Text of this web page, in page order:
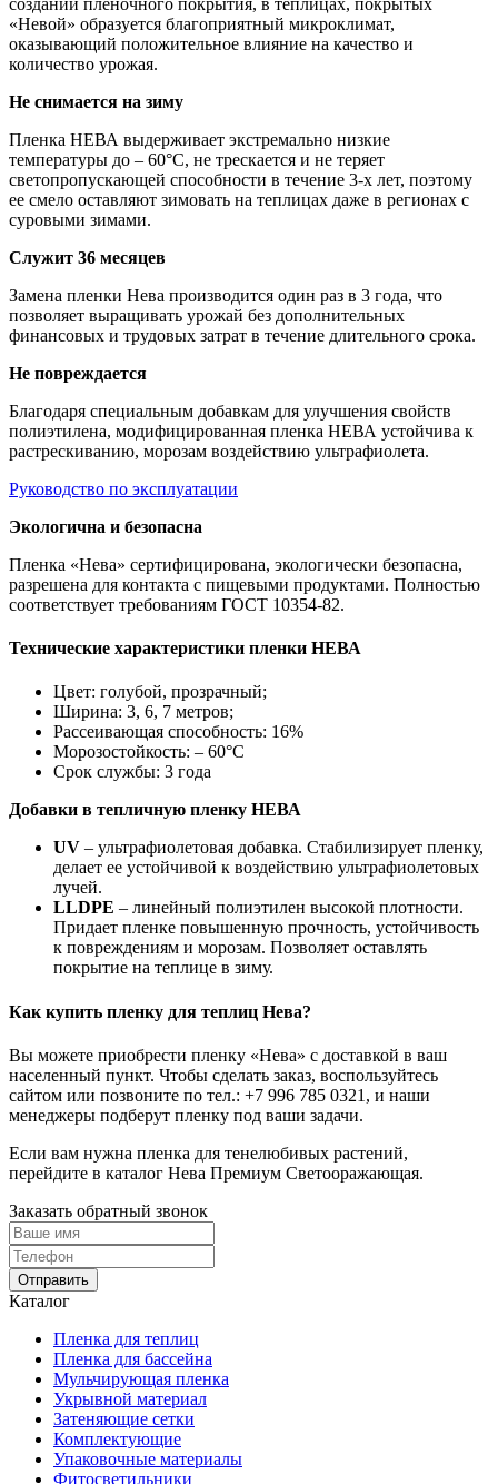
«Невой» образуется благоприятный микроклимат,
оказывающий положительное влияние на качество и
количество урожая.
Не снимается на зиму
Пленка НЕВА выдерживает экстремально низкие
температуры до – 60°С, не трескается и не теряет
светопропускающей способности в течение 3-х лет, поэтому
ее смело оставляют зимовать на теплицах даже в регионах с
суровыми зимами.
Служит 36 месяцев
Замена пленки Нева производится один раз в 3 года, что
позволяет выращивать урожай без дополнительных
финансовых и трудовых затрат в течение длительного срока.
Не повреждается
Благодаря специальным добавкам для улучшения свойств
полиэтилена, модифицированная пленка НЕВА устойчива к
растрескиванию, морозам воздействию ультрафиолета.
Руководство по эксплуатации
Экологична и безопасна
Пленка «Нева» сертифицирована, экологически безопасна,
разрешена для контакта с пищевыми продуктами. Полностью
соответствует требованиям ГОСТ 10354-82.
Технические характеристики пленки НЕВА
Цвет: голубой, прозрачный;
Ширина: 3, 6, 7 метров;
Рассеивающая способность: 16%
Морозостойкость: – 60°С
Срок службы: 3 года
Добавки в тепличную пленку НЕВА
UV – ультрафиолетовая добавка. Стабилизирует пленку,
делает ее устойчивой к воздействию ультрафиолетовых
лучей.
LLDPE – линейный полиэтилен высокой плотности.
Придает пленке повышенную прочность, устойчивость
к повреждениям и морозам. Позволяет оставлять
покрытие на теплице в зиму.
Как купить пленку для теплиц Нева?
Вы можете приобрести пленку «Нева» с доставкой в ваш
населенный пункт. Чтобы сделать заказ, воспользуйтесь
сайтом или позвоните по тел.: +7 996 785 0321 , и наши
менеджеры подберут пленку под ваши задачи.
Если вам нужна пленка для тенелюбивых растений,
перейдите в каталог Нева Премиум Светооражающая.
Заказать обратный звонок
Отправить
Каталог
Пленка для теплиц
Пленка для бассейна
Мульчирующая пленка
Укрывной материал
Затеняющие сетки
Комплектующие
Упаковочные материалы
Фитосветильники